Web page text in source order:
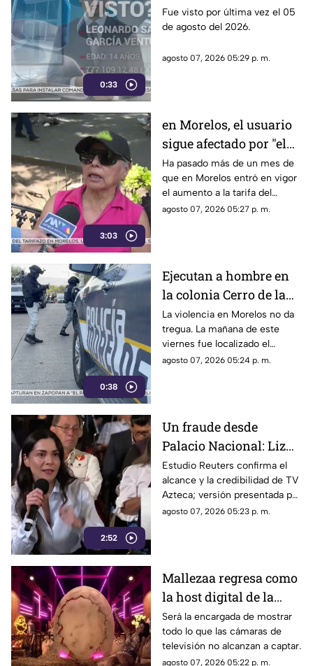
0:33
desaparecido en
Cuernavaca
Fue visto por última vez el 05
de agosto del 2026.
agosto 07, 2026 05:29 p. m.
3:03
en Morelos, el usuario
sigue afectado por "el
tarifazo"
Ha pasado más de un mes de
que en Morelos entró en vigor
el aumento a la tarifa del
transporte público. Un mes,
al interior de las unidades.
agosto 07, 2026 05:27 p. m.
0:38
Ejecutan a hombre en
la colonia Cerro de la
Corona
La violencia en Morelos no da
tregua. La mañana de este
viernes fue localizado el
cuerpo de un hombre con
agosto 07, 2026 05:24 p. m.
2:52
Un fraude desde
Palacio Nacional: Liz
Vilchis intentó
desvirtuar estudio de
Reuters sobre la
credibilidad de TV
Estudio Reuters confirma el
alcance y la credibilidad de TV
Azteca; versión presentada por
Liz Vilchis fue cuestionada al
agosto 07, 2026 05:23 p. m.
Mallezaa regresa como
la host digital de la
segunda temporada de
La Granja VIP
Será la encargada de mostrar
todo lo que las cámaras de
televisión no alcanzan a captar.
agosto 07, 2026 05:22 p. m.